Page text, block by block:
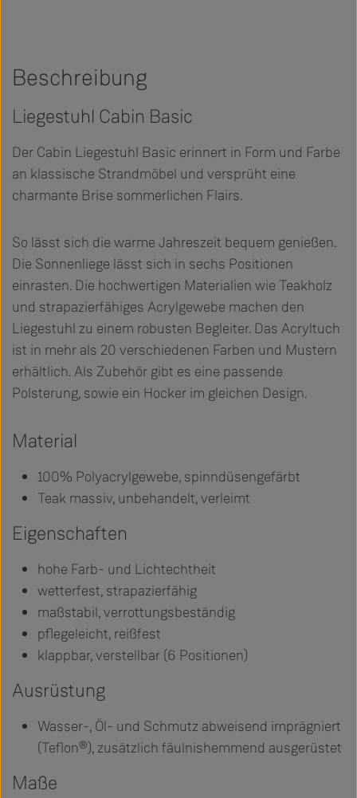
Beschreibung
Liegestuhl Cabin Basic
Der Cabin Liegestuhl Basic erinnert in Form und Farbe
an klassische Strandmöbel und versprüht eine
charmante Brise sommerlichen Flairs.
So lässt sich die warme Jahreszeit bequem genießen.
Die Sonnenliege lässt sich in sechs Positionen
einrasten. Die hochwertigen Materialien wie Teakholz
und strapazierfähiges Acrylgewebe machen den
Liegestuhl zu einem robusten Begleiter. Das Acryltuch
ist in mehr als 20 verschiedenen Farben und Mustern
erhältlich. Als Zubehör gibt es eine passende
Polsterung, sowie ein Hocker im gleichen Design.
Material
100% Polyacrylgewebe, spinndüsengefärbt
Teak massiv, unbehandelt, verleimt
Eigenschaften
hohe Farb- und Lichtechtheit
wetterfest, strapazierfähig
maßstabil, verrottungsbeständig
pflegeleicht, reißfest
klappbar, verstellbar (6 Positionen)
Ausrüstung
Wasser-, Öl- und Schmutz abweisend imprägniert
(Teflon®), zusätzlich fäulnishemmend ausgerüstet
Maße